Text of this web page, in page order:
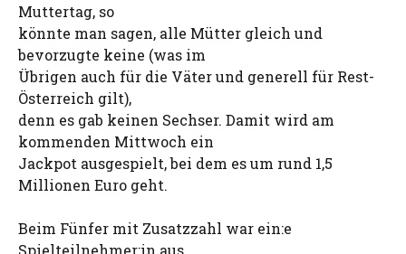
Muttertag, so
könnte man sagen, alle Mütter gleich und
bevorzugte keine (was im
Übrigen auch für die Väter und generell für Rest-
Österreich gilt),
denn es gab keinen Sechser. Damit wird am
kommenden Mittwoch ein
Jackpot ausgespielt, bei dem es um rund 1,5
Millionen Euro geht.
Beim Fünfer mit Zusatzzahl war ein:e
Spielteilnehmer:in aus